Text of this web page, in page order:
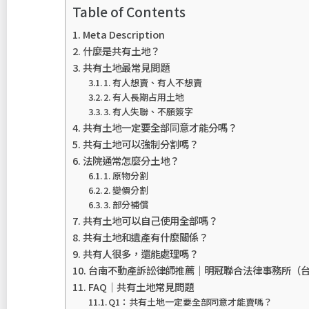
Table of Contents
Meta Description
什麼是共有土地？
共有土地最常見問題
1. 有人想賣、有人不想賣
2. 有人長期占用土地
3. 有人失聯、不願簽字
共有土地一定要全部同意才能分嗎？
共有土地可以強制分割嗎？
法院通常怎麼分土地？
1. 原物分割
2. 變價分割
3. 部分補償
共有土地可以自己使用全部嗎？
共有土地和遺產有什麼關係？
共有人很多，還能處理嗎？
台南不動產訴訟律師推薦｜明冠聯合法律事務所（台
FAQ｜共有土地常見問題
Q1：共有土地一定要全部同意才能賣嗎？